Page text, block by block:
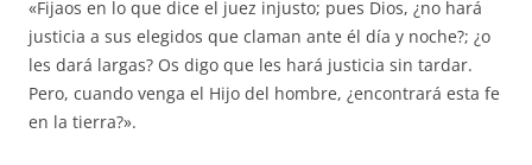
«Fijaos en lo que dice el juez injusto; pues Dios, ¿no hará
justicia a sus elegidos que claman ante él día y noche?; ¿o
les dará largas? Os digo que les hará justicia sin tardar.
Pero, cuando venga el Hijo del hombre, ¿encontrará esta fe
en la tierra?».